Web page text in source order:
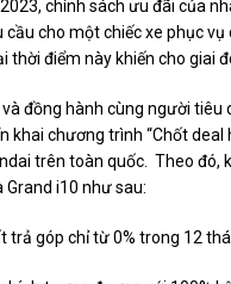
chính sách ưu đãi của
cầu cho một chiếc xe phục
thời điểm này khiến cho giai
đồng hành cùng người tiêu
khai chương trình “Chốt
trên toàn quốc. Theo
i10 như sau:
trả góp chỉ từ 0% trong 12